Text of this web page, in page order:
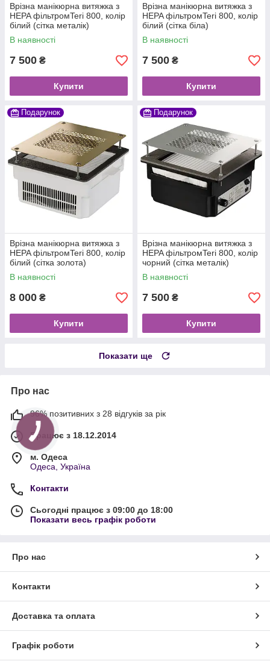
Врізна манікюрна витяжка з
HEPA фільтромTeri 800, колір
білий (сітка металік)
В наявності
7 500 ₴
Купити
Врізна манікюрна витяжка з
HEPA фільтромTeri 800, колір
білий (сітка біла)
В наявності
7 500 ₴
Купити
Подарунок
Врізна манікюрна витяжка з
HEPA фільтромTeri 800, колір
білий (сітка золота)
В наявності
8 000 ₴
Купити
Подарунок
Врізна манікюрна витяжка з
HEPA фільтромTeri 800, колір
чорний (сітка металік)
В наявності
7 500 ₴
Купити
Показати ще
Про нас
96% позитивних з 28 відгуків за рік
Працює з 18.12.2014
м. Одеса
Одеса, Україна
Контакти
Сьогодні працює з 09:00 до 18:00
Показати весь графік роботи
Про нас
Контакти
Доставка та оплата
Графік роботи